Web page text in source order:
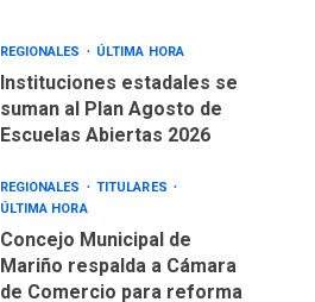
REGIONALES ÚLTIMA HORA
Instituciones estadales se
suman al Plan Agosto de
Escuelas Abiertas 2026
REGIONALES
TITULARES
ÚLTIMA HORA
Concejo Municipal de
Mariño respalda a Cámara
de Comercio para reforma